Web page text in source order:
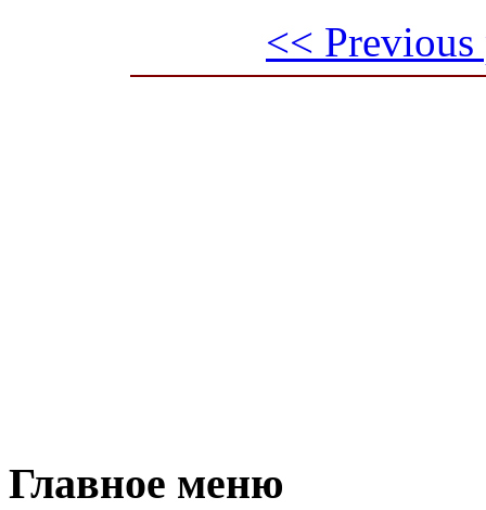
<< Previous
Главное меню